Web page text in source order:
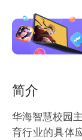
简介
华海智慧校园
育行业的具体